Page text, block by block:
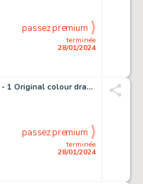
terminée
28/01/2024
passez premium
Barbucci, Alessandro - 1 Original colour drawing - Ekhö monde miroir - Fourmille et Grace - 2022
terminée
28/01/2024
passez premium